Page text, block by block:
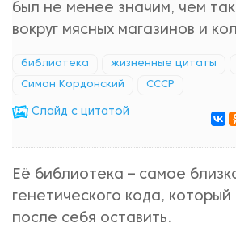
был не менее значим, чем
вокруг мясных магазинов и
библиотека жизненные цитаты
Симон Кордонский СССР
Cлайд с цитатой
Её библиотека – самое
генетического кода,
после себя оставить.